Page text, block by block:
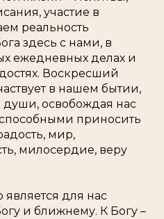
участие в
реальность
здесь с нами, в
ежедневных делах и
Воскресший
в нашем бытии,
освобождая нас
способными приносить
мир,
милосердие, веру
для нас
и ближнему. К Богу –